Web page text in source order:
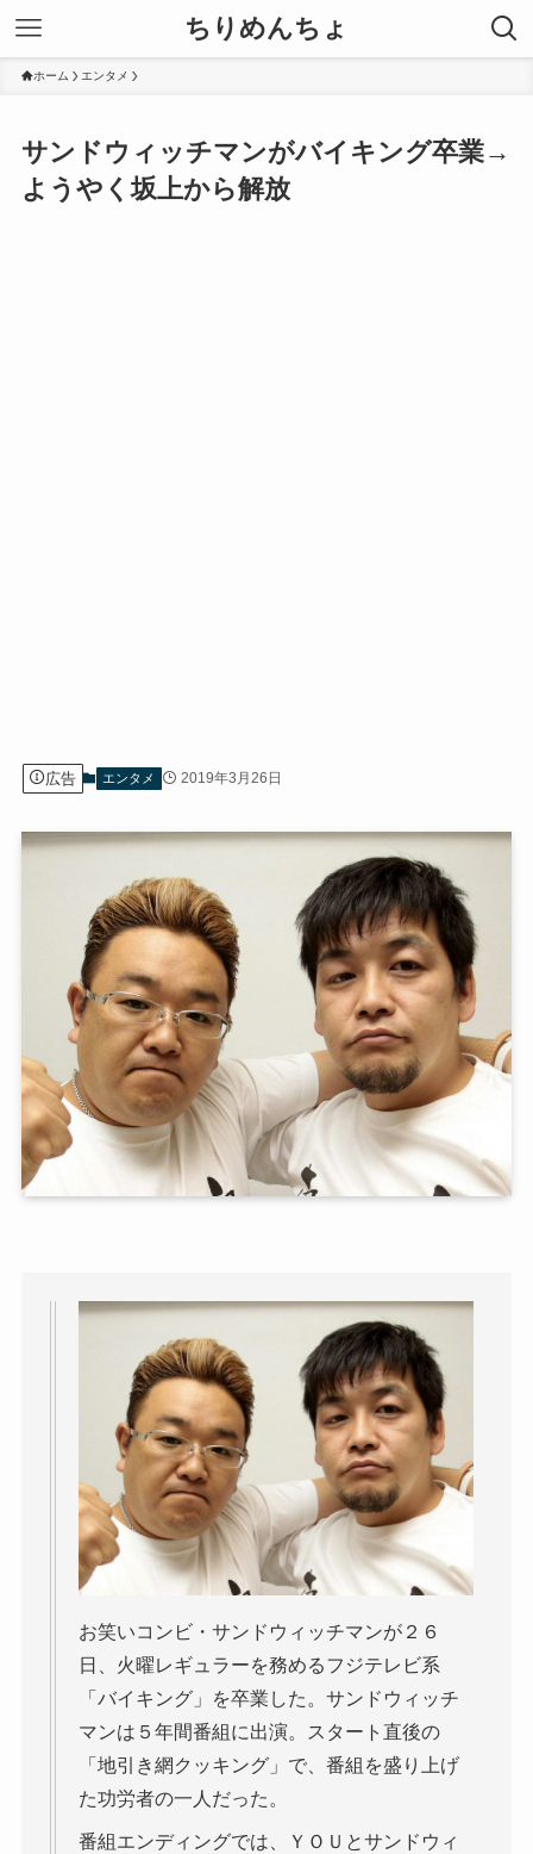
ちりめんちょ
ホーム エンタメ
サンドウィッチマンがバイキング卒業→
ようやく坂上から解放
広告 エンタメ 2019年3月26日
お笑いコンビ・サンドウィッチマンが２６
日、火曜レギュラーを務めるフジテレビ系
「バイキング」を卒業した。サンドウィッチ
マンは５年間番組に出演。スタート直後の
「地引き網クッキング」で、番組を盛り上げ
た功労者の一人だった。
番組エンディングでは、ＹＯＵとサンドウィ